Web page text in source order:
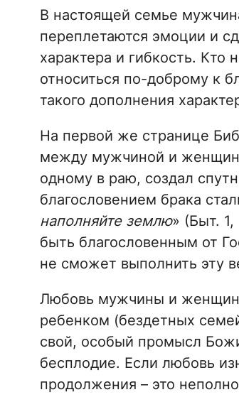
В настоящей семье
переплетаются эмоции и
характера и гибкость.
относиться по-доброму к
такого дополнения
На первой же странице
между мужчиной и
одному в раю, создал
благословением брака
наполняйте землю» (Быт.
быть благословенным от
не сможет выполнить эту
Любовь мужчины и
ребенком (бездетных
свой, особый промысл
бесплодие. Если любовь
продолжения – это